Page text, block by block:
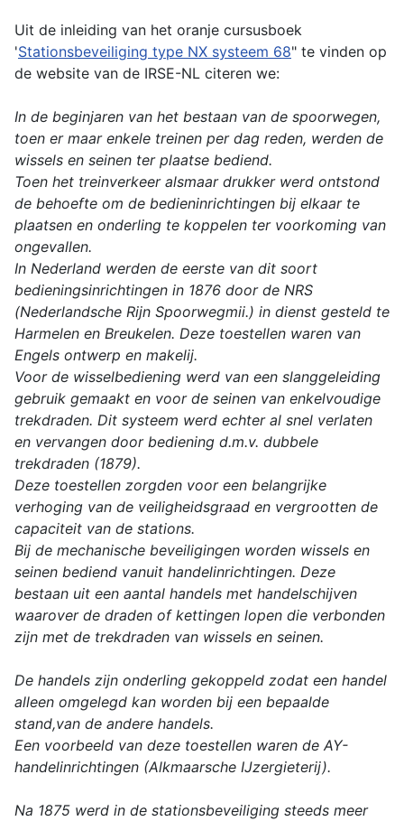
Uit de inleiding van het oranje cursusboek
'Stationsbeveiliging type NX systeem 68" te vinden op
de website van de IRSE-NL citeren we:
In de beginjaren van het bestaan van de spoorwegen,
toen er maar enkele treinen per dag reden, werden de
wissels en seinen ter plaatse bediend.
Toen het treinverkeer alsmaar drukker werd ontstond
de behoefte om de bedieninrichtingen bij elkaar te
plaatsen en onderling te koppelen ter voorkoming van
ongevallen.
In Nederland werden de eerste van dit soort
bedieningsinrichtingen in 1876 door de NRS
(Nederlandsche Rijn Spoorwegmii.) in dienst gesteld te
Harmelen en Breukelen. Deze toestellen waren van
Engels ontwerp en makelij.
Voor de wisselbediening werd van een slanggeleiding
gebruik gemaakt en voor de seinen van enkelvoudige
trekdraden. Dit systeem werd echter al snel verlaten
en vervangen door bediening d.m.v. dubbele
trekdraden (1879).
Deze toestellen zorgden voor een belangrijke
verhoging van de veiligheidsgraad en vergrootten de
capaciteit van de stations.
Bij de mechanische beveiligingen worden wissels en
seinen bediend vanuit handelinrichtingen. Deze
bestaan uit een aantal handels met handelschijven
waarover de draden of kettingen lopen die verbonden
zijn met de trekdraden van wissels en seinen.
De handels zijn onderling gekoppeld zodat een handel
alleen omgelegd kan worden bij een bepaalde
stand,van de andere handels.
Een voorbeeld van deze toestellen waren de AY-
handelinrichtingen (Alkmaarsche IJzergieterij).
Na 1875 werd in de stationsbeveiliging steeds meer